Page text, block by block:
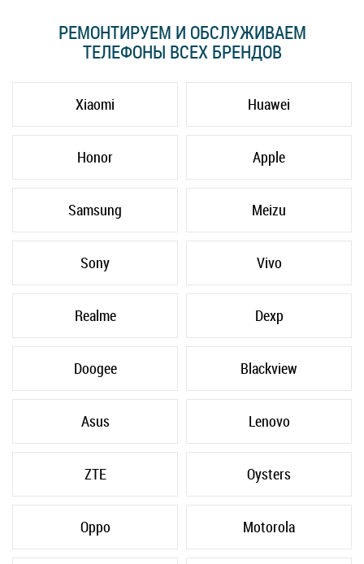
РЕМОНТИРУЕМ И ОБСЛУЖИВАЕМ
ТЕЛЕФОНЫ ВСЕХ БРЕНДОВ
Xiaomi Huawei
Honor Apple
Samsung Meizu
Sony Vivo
Realme Dexp
Doogee Blackview
Asus Lenovo
ZTE Oysters
Oppo Motorola